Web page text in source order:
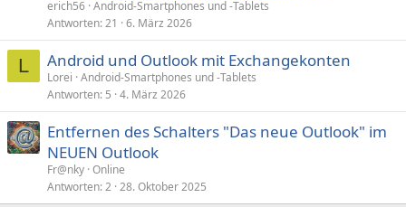
erich56 Android-Smartphones und -Tablets
Antworten 21 6. März 2026
L Android und Outlook mit Exchangekonten
Lorei Android-Smartphones und -Tablets
Antworten 5 4. März 2026
Entfernen des Schalters "Das neue Outlook" im
NEUEN Outlook
Fr@nky Online
Antworten 2 28. Oktober 2025